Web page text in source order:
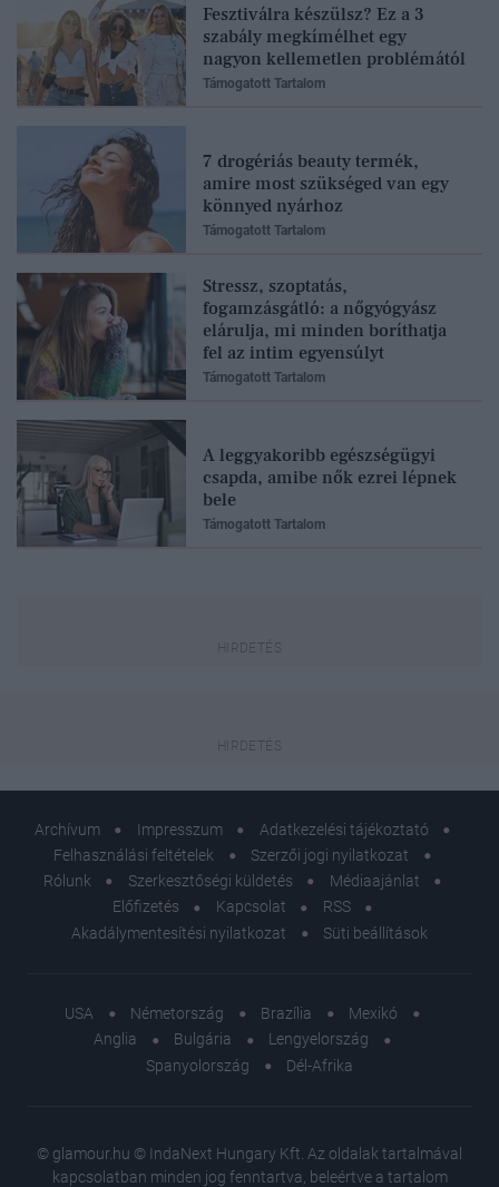
Fesztiválra készülsz? Ez a 3
szabály megkímélhet egy
nagyon kellemetlen problémától
Támogatott Tartalom
7 drogériás beauty termék,
amire most szükséged van egy
könnyed nyárhoz
Támogatott Tartalom
Stressz, szoptatás,
fogamzásgátló: a nőgyógyász
elárulja, mi minden boríthatja
fel az intim egyensúlyt
Támogatott Tartalom
A leggyakoribb egészségügyi
csapda, amibe nők ezrei lépnek
bele
Támogatott Tartalom
Archívum Impresszum
Adatkezelési tájékoztató
Felhasználási feltételek
Szerzői jogi nyilatkozat
Rólunk
Szerkesztőségi küldetés
Médiaajánlat
Előfizetés
Kapcsolat
RSS
Akadálymentesítési nyilatkozat
Süti beállítások
USA Németország Brazília
Mexikó
Anglia
Bulgária
Lengyelország
Spanyolország
Dél-Afrika
© glamour.hu © IndaNext Hungary Kft. Az oldalak tartalmával
kapcsolatban minden jog fenntartva, beleértve a tartalom